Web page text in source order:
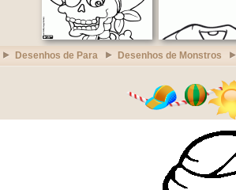
Desenhos de Para Desenhos de Monstros